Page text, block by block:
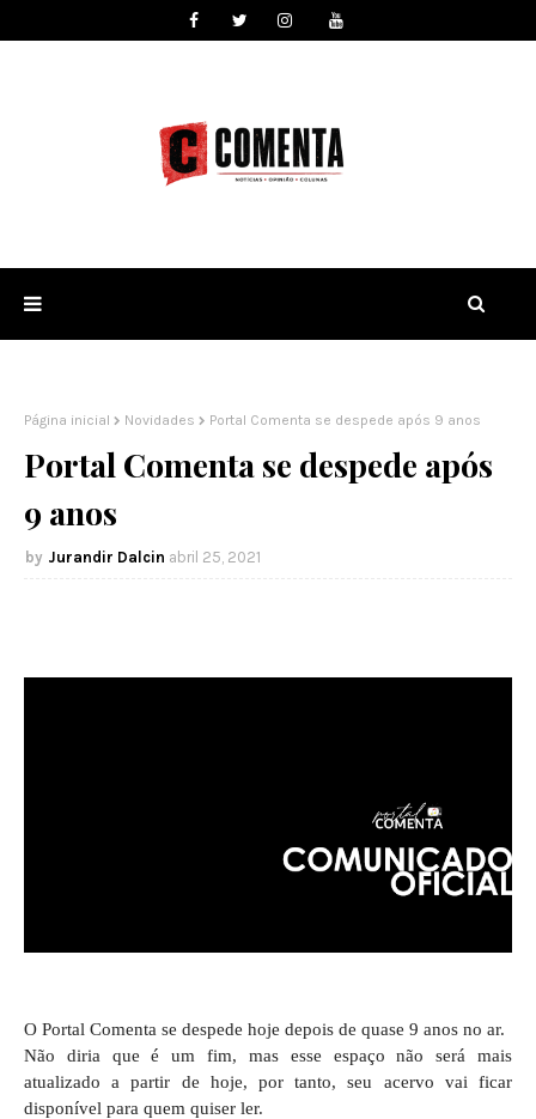
Página inicial Novidades Portal Comenta se despede após 9 anos
Portal Comenta se despede após
9 anos
Jurandir Dalcin abril 25, 2021
O Portal Comenta se despede hoje depois de quase 9 anos no ar.
Não diria que é um fim, mas esse espaço não será mais
atualizado a partir de hoje, por tanto, seu acervo vai ficar
disponível para quem quiser ler.